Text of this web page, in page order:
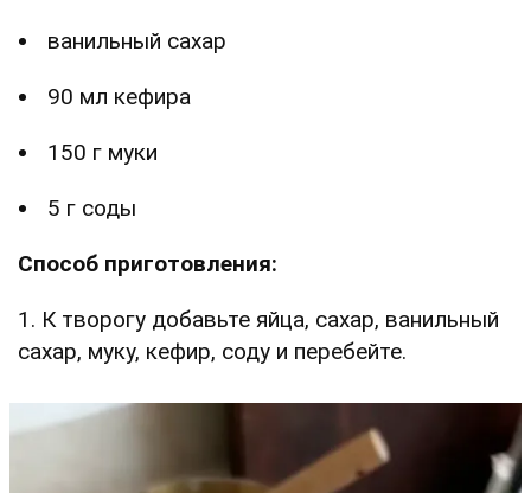
ванильный сахар
90 мл кефира
150 г муки
5 г соды
Способ приготовления:
1. К творогу добавьте яйца, сахар, ванильный
сахар, муку, кефир, соду и перебейте.